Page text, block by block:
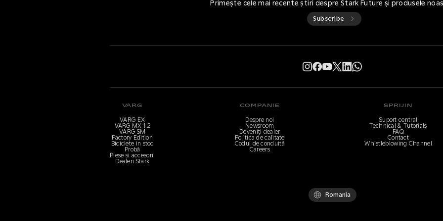
Primește cele mai recente știri despre Stark Future și produsele
Subscribe
VARG
VARG EX
VARG MX 1.2
VARG SM
Factory Edition
Biciclete in stoc
Probă
Piese și accesorii
Dealeri Stark
COMPANIE
Despre noi
Newsroom
Deveniți dealer
Politica de calitate
Codul de conduită
Careers
SPRIJIN
Suport central
Technical & Tutorials
FAQ
Contact
Whistleblowing Channel
Romania